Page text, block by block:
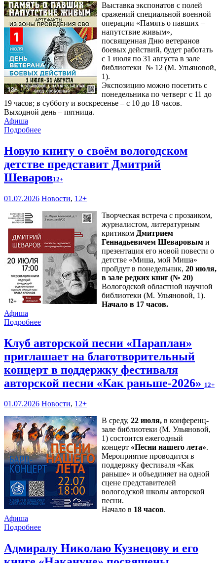
Выставка экспонатов с полей
сражений специальной военной
операции «Память о павших –
напутствие живым»,
посвященная Дню ветеранов
боевых действий, будет работать
с 1 июля по 31 августа в зале
библиотеки № 12 (М. Ульяновой,
1).
Экспозицию можно посетить с
понедельника по четверг с 11 до
19 часов; в субботу и воскресенье – с 10 до 18 часов.
Выходной день – пятница.
Афиша
Подробнее
Новую книгу о своём вологодском
детстве представит Дмитрий
Шеваров12+
01.07.2026 Новости, 12+
Творческая встреча с прозаиком,
журналистом, литературным
критиком Дмитрием
Геннадьевичем Шеваровым и
презентация его новой повести о
детстве «Миша, мой Миша»
пройдут в понедельник, 20 июля,
в зале редких книг (№ 20)
Вологодской областной научной
библиотеки (М. Ульяновой, 1).
Начало в 17 часов.
Афиша
Подробнее
Клуб авторской песни «Параплан»
приглашает на благотворительный
концерт в поддержку фестиваля
авторской песни «Как раньше-2026» 12+
01.07.2026 Новости, 12+
В среду, 22 июля, в конференц-
зале библиотеки (М. Ульяновой,
1) состоится ежегодный
концерт «Песни нашего лета».
Мероприятие проводится в
поддержку фестиваля «Как
раньше» и объединяет на одной
сцене представителей
вологодской школы авторской
песни.
Начало в 18 часов.
Афиша
Подробнее
Адмиралу Николаю Кузнецову и его